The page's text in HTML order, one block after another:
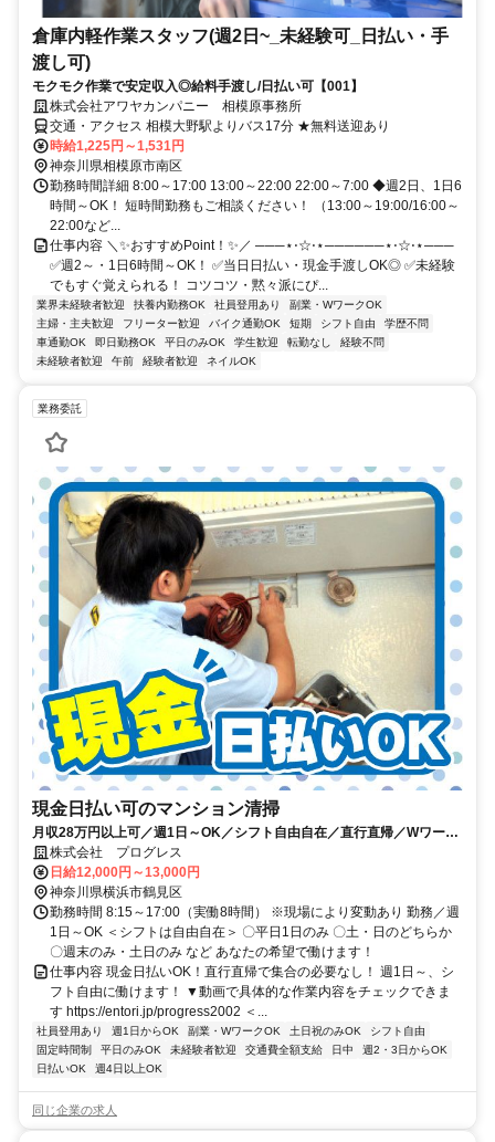
倉庫内軽作業スタッフ(週2日~_未経験可_日払い・手
渡し可)
モクモク作業で安定収入◎給料手渡し/日払い可【001】
株式会社アワヤカンパニー 相模原事務所
交通・アクセス 相模大野駅よりバス17分 ★無料送迎あり
時給1,225円～1,531円
神奈川県相模原市南区
勤務時間詳細 8:00～17:00 13:00～22:00 22:00～7:00 ◆週2日、1日6
時間～OK！ 短時間勤務もご相談ください！ （13:00～19:00/16:00～
22:00など...
仕事内容 ＼✨おすすめPoint！✨／ ───⋆⋅☆⋅⋆──────⋆⋅☆⋅⋆───
✅週2～・1日6時間～OK！ ✅当日日払い・現金手渡しOK◎ ✅未経験
でもすぐ覚えられる！ コツコツ・黙々派にぴ...
業界未経験者歓迎 扶養内勤務OK 社員登用あり
副業・WワークOK
主婦・主夫歓迎
フリーター歓迎 バイク通勤OK 短期 シフト自由
学歴不問
車通勤OK
即日勤務OK 平日のみOK 学生歓迎 転勤なし
経験不問
未経験者歓迎
午前 経験者歓迎 ネイルOK
業務委託
現金日払い可のマンション清掃
月収28万円以上可／週1日～OK／シフト自由自在／直行直帰／Wワーク
OK株式会社 プログレス
日給12,000円～13,000円
神奈川県横浜市鶴見区
勤務時間 8:15～17:00（実働8時間） ※現場により変動あり 勤務／週
1日～OK ＜シフトは自由自在＞ 〇平日1日のみ 〇土・日のどちらか
〇週末のみ・土日のみ など あなたの希望で働けます！
仕事内容 現金日払いOK！直行直帰で集合の必要なし！ 週1日～、シ
フト自由に働けます！ ▼動画で具体的な作業内容をチェックできま
す https://entori.jp/progress2002 ＜...
社員登用あり 週1日からOK 副業・WワークOK 土日祝のみOK
シフト自由
固定時間制
平日のみOK 未経験者歓迎 交通費全額支給 日中
週2・3日からOK
日払いOK
週4日以上OK
同じ企業の求人